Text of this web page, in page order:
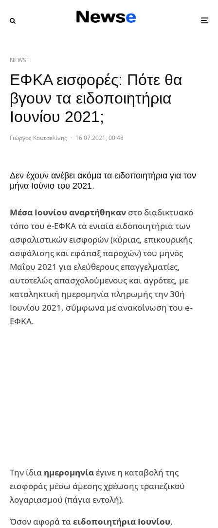
NEWSE
ΕΦΚΑ εισφορές: Πότε θα
βγουν τα ειδοποιητήρια
Ιουνίου 2021;
Γιώργος Κουτσελίνης · 16.07.2021, 00:48
Δεν έχουν ανέβει ακόμα τα ειδοποιητήρια για τον
μήνα Ιούνιο του 2021.
Μέσα Ιουνίου αναρτήθηκαν στο διαδικτυακό
τόπο του e-ΕΦΚΑ τα ενιαία ειδοποιητήρια των
ασφαλιστικών εισφορών (κύριας, επικουρικής
ασφάλισης και εφάπαξ παροχών) του μηνός
Μαΐου 2021 για ελεύθερους επαγγελματίες,
αυτοτελώς απασχολούμενους και αγρότες, με
καταληκτική ημερομηνία πληρωμής την 30ή
Ιουνίου 2021, σύμφωνα με ανακοίνωση του e-
ΕΦΚΑ.
Την ίδια ημερομηνίαέγινε η καταβολή της
εισφοράς μέσω άμεσης χρέωσης τραπεζικού
λογαριασμού (πάγια εντολή).
Όσον αφορά ταειδοποιητήρια Ιουνίου,